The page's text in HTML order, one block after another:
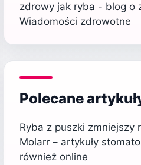
zdrowy jak ryba - blog o
Wiadomości zdrowotne
Polecane
Ryba z puszki zmniejszy
Molarr – artykuły
również online